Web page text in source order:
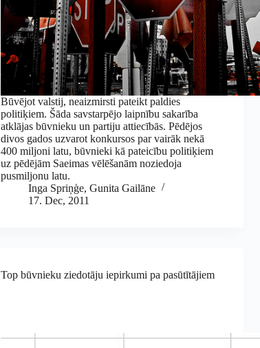
Būvējot valstij, neaizmirsti pateikt paldies
politiķiem. Šāda savstarpējo laipnību sakarība
atklājas būvnieku un partiju attiecībās. Pēdējos
divos gados uzvarot konkursos par vairāk nekā
400 miljoni latu, būvnieki kā pateicību politiķiem
uz pēdējām Saeimas vēlēšanām noziedoja
pusmiljonu latu.
Inga Spriņģe,Gunita Gailāne
17. Dec, 2011
Top būvnieku ziedotāju iepirkumi pa pasūtītājiem